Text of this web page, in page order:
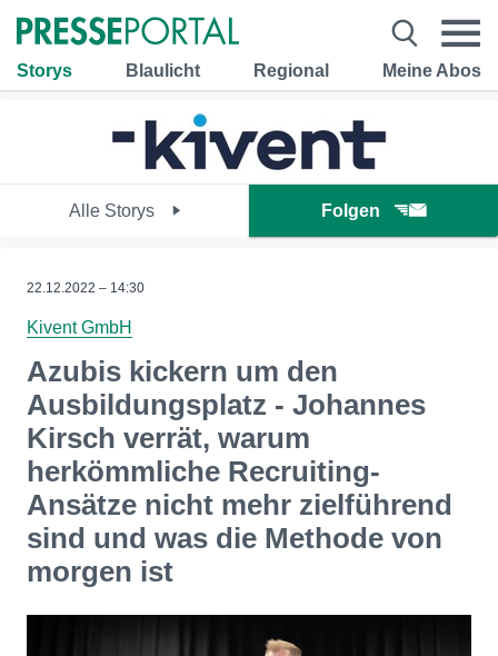
Storys Blaulicht Regional Meine Abos
Alle Storys Folgen
22.12.2022 – 14:30
Kivent GmbH
Azubis kickern um den
Ausbildungsplatz - Johannes
Kirsch verrät, warum
herkömmliche Recruiting-
Ansätze nicht mehr zielführend
sind und was die Methode von
morgen ist